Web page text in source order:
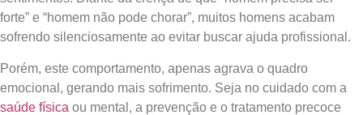
forte” e “homem não pode chorar”, muitos homens acabam
sofrendo silenciosamente ao evitar buscar ajuda profissional.
Porém, este comportamento, apenas agrava o quadro
emocional, gerando mais sofrimento. Seja no cuidado com a
saúde física ou mental, a prevenção e o tratamento precoce